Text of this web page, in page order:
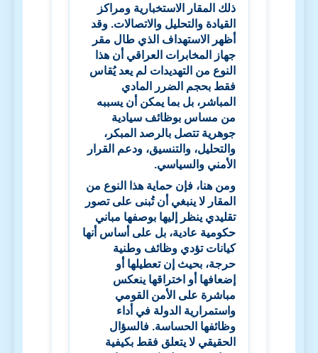
ذلك المقار الاستخبارية ومراكز
القيادة والتحليل والاتصالات. وقد
أظهر الاستهداف الذي طال مقر
جهاز المخابرات العراقي أن هذا
النوع من التهديدات لم يعد يُقاس
فقط بحجم الضرر المادي
المباشر، بل بما يمكن أن يسببه
من مساس بوظائف سيادية
جوهرية تتصل بالرصد المبكر،
والتحليل، والتنسيق، ودعم القرار
الأمني والسياسي.
ومن هنا، فإن حماية هذا النوع من
المقار لا ينبغي أن تُبنى على تصور
تقليدي ينظر إليها بوصفها مباني
حكومية عادية، بل على أساس أنها
كيانات تؤدي وظائف وطنية
حرجة، بحيث إن تعطيلها أو
إضعافها أو اختراقها ينعكس
مباشرة على الأمن القومي
واستمرارية الدولة في أداء
وظائفها الحساسة. فالسؤال
الحقيقي لا يتعلق فقط بكيفية